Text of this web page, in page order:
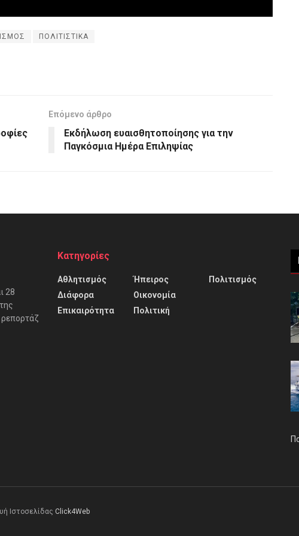
ΠΟΛΙΤΙΣΤΙΚΑ
Επόμενο άρθρο
Εκδήλωση ευαισθητοποίησης για την
Παγκόσμια Ημέρα Επιληψίας
28
ρεπορτάζ
Κατηγορίες
Αθλητισμός
Διάφορα
Επικαιρότητα
Ήπειρος
Οικονομία
Πολιτική
Πολιτισμός
Ιστοσελίδας Click4Web